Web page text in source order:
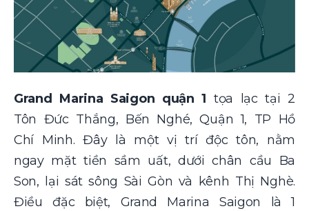
Grand Marina Saigon quận 1 tọa lạc tại 2
Tôn Đức Thắng, Bến Nghé, Quận 1, TP Hồ
Chí Minh. Đây là một vị trí độc tôn, nằm
ngay mặt tiền sầm uất, dưới chân cầu Ba
Son, lại sát sông Sài Gòn và kênh Thị Nghè.
Điều đặc biệt, Grand Marina Saigon là 1